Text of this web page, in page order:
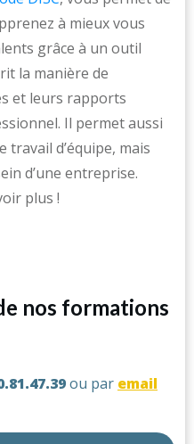
à mieux vous
grâce à un outil
la manière de
et leurs rapports
Il permet aussi
travail d’équipe, mais
d’une entreprise.
plus !
nos formations
ou par email